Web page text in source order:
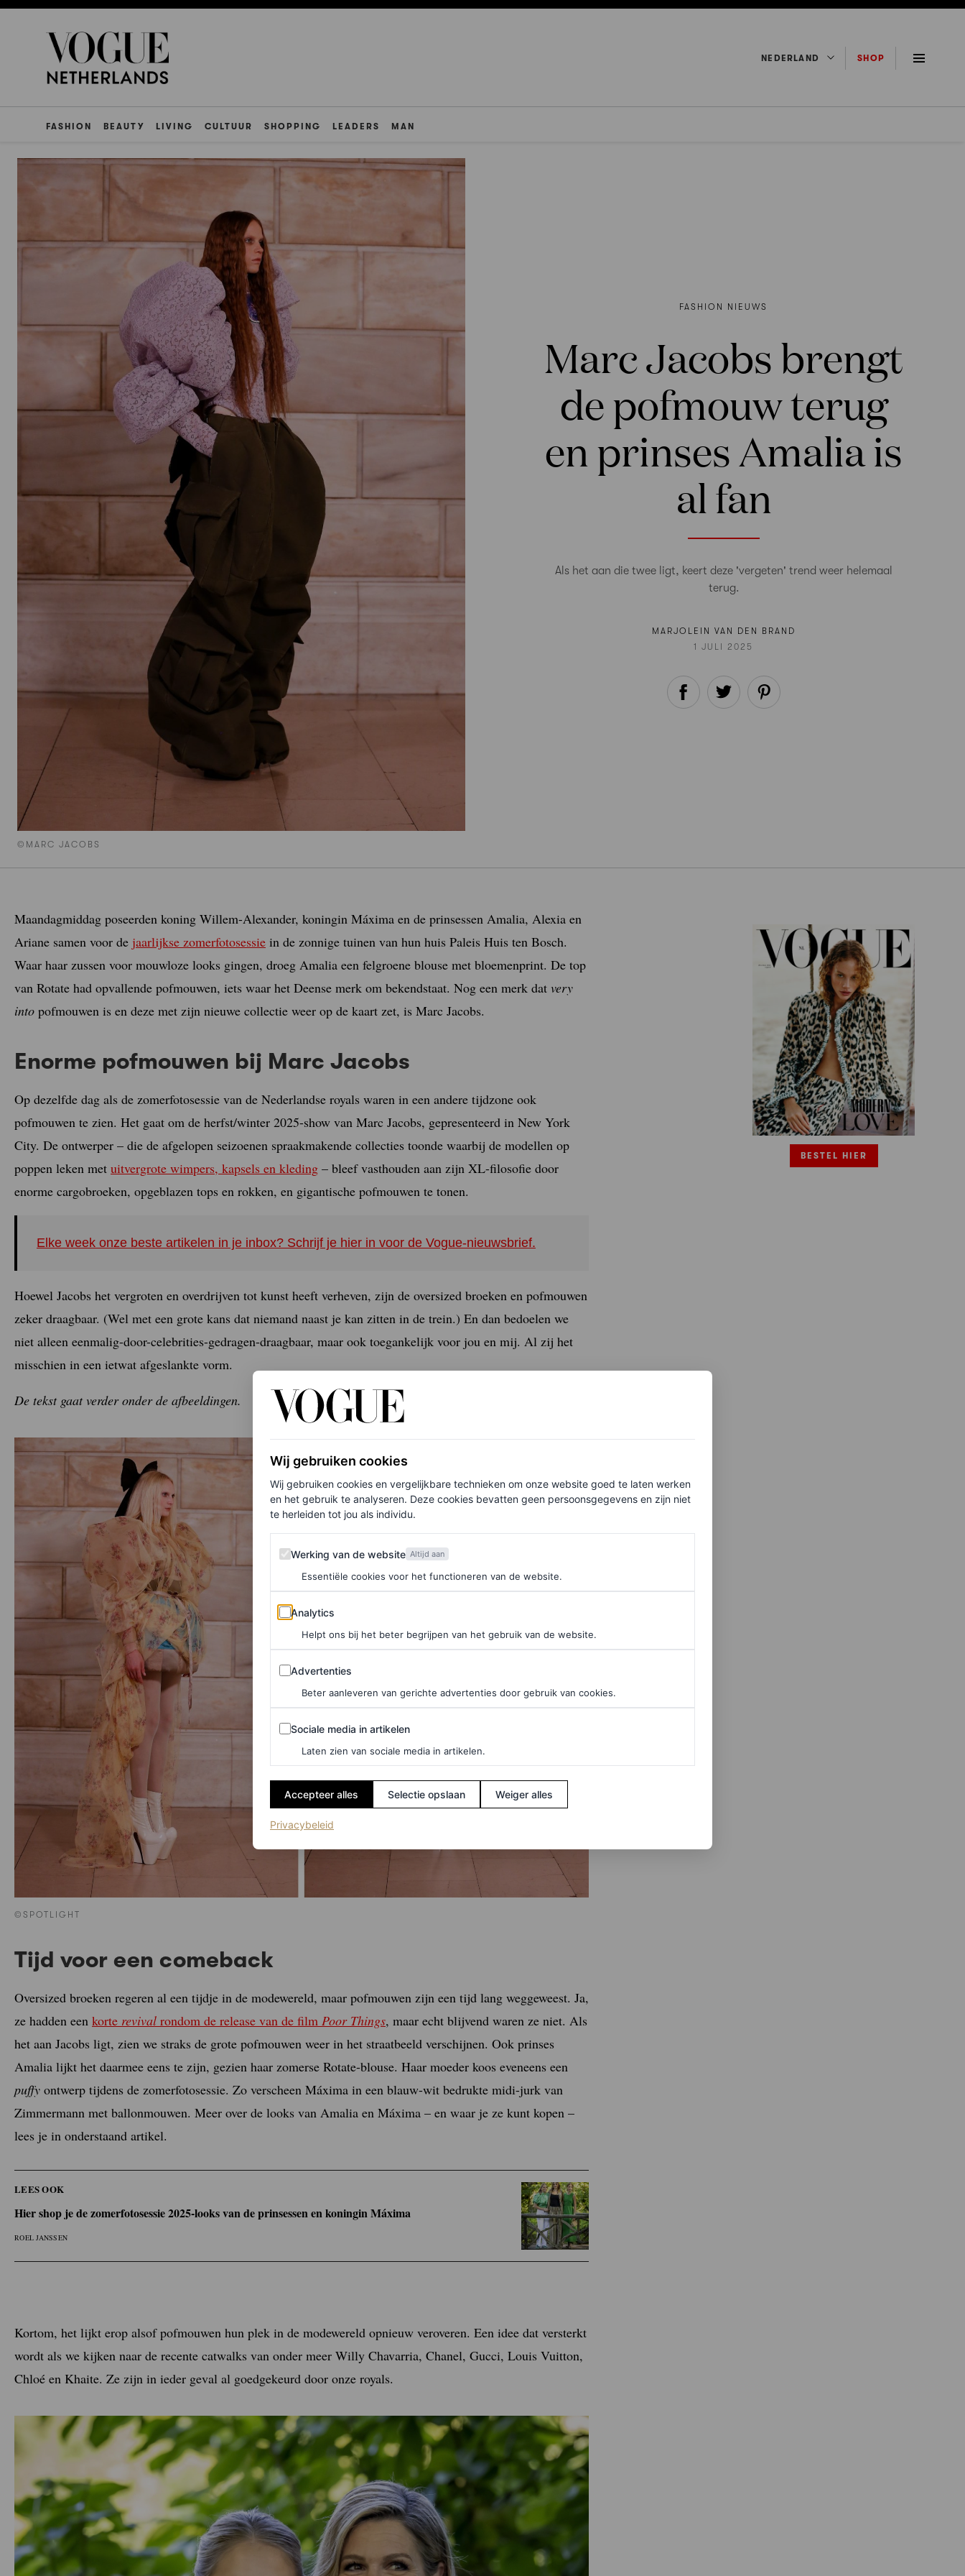
NEDERLAND SHOP
FASHION BEAUTY LIVING CULTUUR SHOPPING LEADERS MAN
©MARC JACOBS
FASHION NIEUWS
Marc Jacobs brengt
de pofmouw terug
en prinses Amalia is
al fan
Als het aan die twee ligt, keert deze 'vergeten' trend weer helemaal
terug.
MARJOLEIN VAN DEN BRAND
1 JULI 2025
Maandagmiddag poseerden koning Willem-Alexander, koningin Máxima en de prinsessen Amalia, Alexia en
Ariane samen voor de jaarlijkse zomerfotosessie in de zonnige tuinen van hun huis Paleis Huis ten Bosch.
Waar haar zussen voor mouwloze looks gingen, droeg Amalia een felgroene blouse met bloemenprint. De top
van Rotate had opvallende pofmouwen, iets waar het Deense merk om bekendstaat. Nog een merk dat very
into pofmouwen is en deze met zijn nieuwe collectie weer op de kaart zet, is Marc Jacobs.
Enorme pofmouwen bij Marc Jacobs
Op dezelfde dag als de zomerfotosessie van de Nederlandse royals waren in een andere tijdzone ook
pofmouwen te zien. Het gaat om de herfst/winter 2025-show van Marc Jacobs, gepresenteerd in New York
City. De ontwerper – die de afgelopen seizoenen spraakmakende collecties toonde waarbij de modellen op
poppen leken met uitvergrote wimpers, kapsels en kleding – bleef vasthouden aan zijn XL-filosofie door
enorme cargobroeken, opgeblazen tops en rokken, en gigantische pofmouwen te tonen.
Elke week onze beste artikelen in je inbox? Schrijf je hier in voor de Vogue-nieuwsbrief.
Hoewel Jacobs het vergroten en overdrijven tot kunst heeft verheven, zijn de oversized broeken en pofmouwen
zeker draagbaar. (Wel met een grote kans dat niemand naast je kan zitten in de trein.) En dan bedoelen we
niet alleen eenmalig-door-celebrities-gedragen-draagbaar, maar ook toegankelijk voor jou en mij. Al zij het
misschien in een ietwat afgeslankte vorm.
De tekst gaat verder onder de afbeeldingen.
©SPOTLIGHT
Tijd voor een comeback
Oversized broeken regeren al een tijdje in de modewereld, maar pofmouwen zijn een tijd lang weggeweest. Ja,
ze hadden een korte revival rondom de release van de film Poor Things, maar echt blijvend waren ze niet. Als
het aan Jacobs ligt, zien we straks de grote pofmouwen weer in het straatbeeld verschijnen. Ook prinses
Amalia lijkt het daarmee eens te zijn, gezien haar zomerse Rotate-blouse. Haar moeder koos eveneens een
puffy ontwerp tijdens de zomerfotosessie. Zo verscheen Máxima in een blauw-wit bedrukte midi-jurk van
Zimmermann met ballonmouwen. Meer over de looks van Amalia en Máxima – en waar je ze kunt kopen –
lees je in onderstaand artikel.
LEES OOK
Hier shop je de zomerfotosessie 2025-looks van de prinsessen en koningin Máxima
ROEL JANSSEN
BESTEL HIER
Kortom, het lijkt erop alsof pofmouwen hun plek in de modewereld opnieuw veroveren. Een idee dat versterkt
wordt als we kijken naar de recente catwalks van onder meer Willy Chavarria, Chanel, Gucci, Louis Vuitton,
Chloé en Khaite. Ze zijn in ieder geval al goedgekeurd door onze royals.
Wij gebruiken cookies
Wij gebruiken cookies en vergelijkbare technieken om onze website goed te laten werken
en het gebruik te analyseren. Deze cookies bevatten geen persoonsgegevens en zijn niet
te herleiden tot jou als individu.
Werking van de website
Werking van de website Altijd aan
Essentiële cookies voor het functioneren van de website.
Analytics
Analytics
Helpt ons bij het beter begrijpen van het gebruik van de website.
Advertenties
Advertenties
Beter aanleveren van gerichte advertenties door gebruik van cookies.
Sociale media in artikelen
Sociale media in artikelen
Laten zien van sociale media in artikelen.
Accepteer alles Selectie opslaan Weiger alles
Privacybeleid